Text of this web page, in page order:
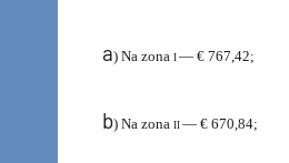
a) Na zona I — € 767,42;
b) Na zona II — € 670,84;